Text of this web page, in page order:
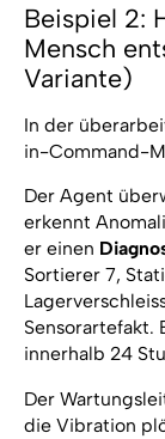
Beispiel 2:
Mensch
Variante)
In der
in-Command-
Der Agent
erkennt
er einen
Sortierer 7,
Sensorartefakt.
innerhalb 24
Der
die Vibration